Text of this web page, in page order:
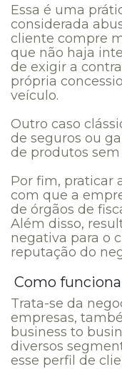
Essa é uma
considerada
cliente compre
que não haja
de exigir a
própria
veículo.
Outro caso
de seguros ou
de produtos
Por fim, praticar
com que a
de órgãos de
Além disso,
negativa para o
reputação do
Como
Trata-se da
empresas,
business to
diversos
esse perfil de